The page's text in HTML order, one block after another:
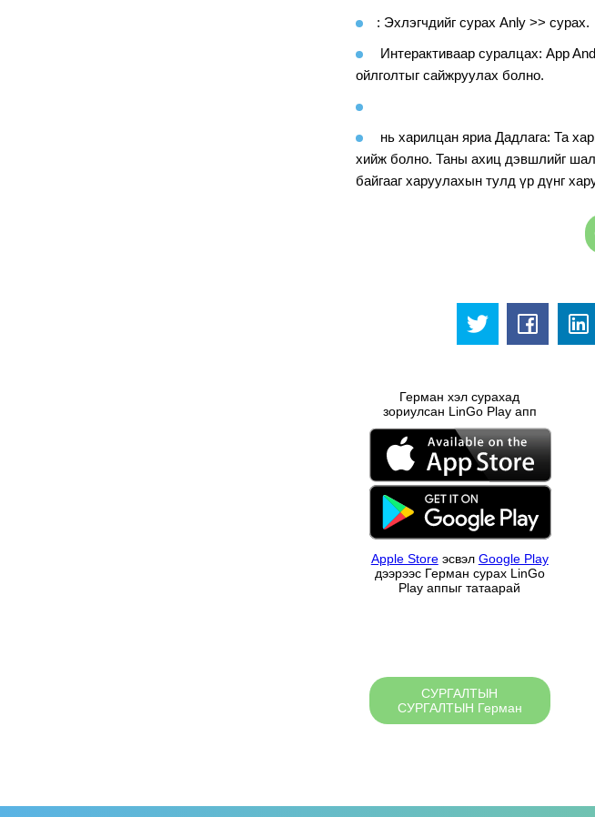
: Эхлэгчдийг сурах Anly >> сурах.
Интерактиваар суралцах: App
ойлголтыг сайжруулах болно.
нь харилцан яриа Дадлага: Та
хийж болно. Таны ахиц дэвшлийг
байгааг харуулахын тулд үр дүнг
Герман хэл сурахад
зориулсан LinGo Play апп
Apple Storeэсвэл Google Play
дээрээс Герман сурах LinGo
Play аппыг татаарай
СУРГАЛТЫН
СУРГАЛТЫН Герман